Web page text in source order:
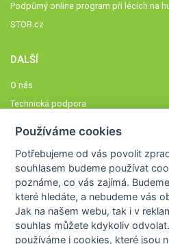
Podpůrný online program při lécích na
STOB.cz
DALŠÍ
O nás
Technická podpora
Členové STOBklubu
Zásady nakládání s osobními údaji
Otestujte se
Spočítejte si
Výzva 52
Používáme cookies
Potřebujeme od vás povolit
souhlasem budeme používat
poznáme,co vás zajímá.
které hledáte, a nebudeme vás
Jak na našem webu, tak i v
souhlas můžete kdykoliv
používáme i cookies, které jsou